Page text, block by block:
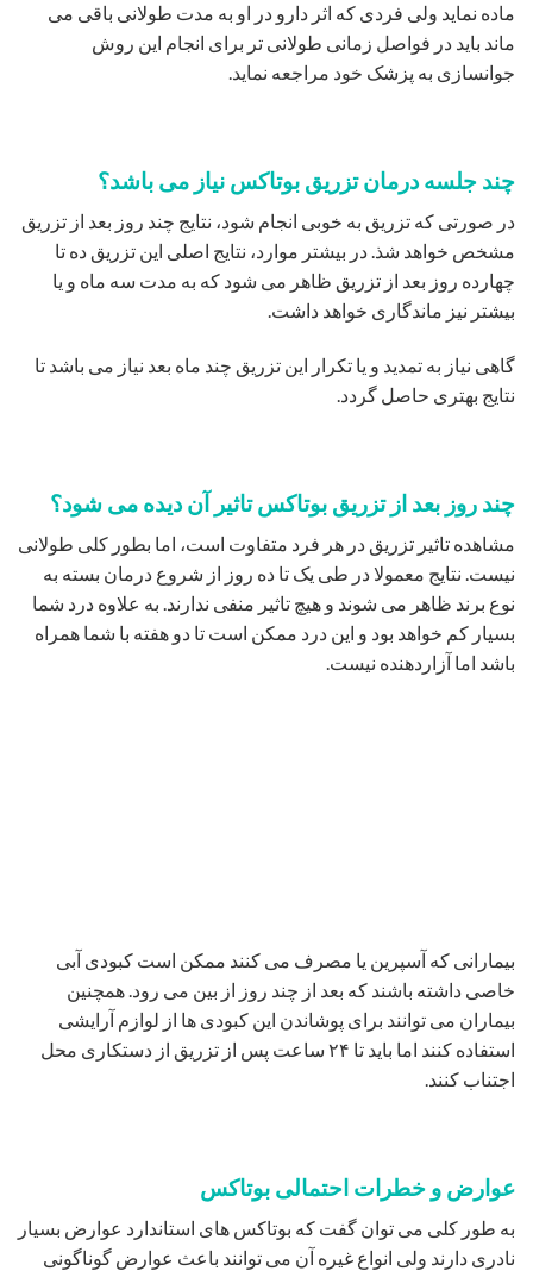
ماده نماید ولی فردی که اثر دارو در او به مدت طولانی باقی می
ماند باید در فواصل زمانی طولانی تر برای انجام این روش
جوانسازی به پزشک خود مراجعه نماید.
چند جلسه درمان تزریق بوتاکس نیاز می باشد؟
در صورتی که تزریق به خوبی انجام شود، نتایج چند روز بعد از تزریق
مشخص خواهد شذ. در بیشتر موارد، نتایج اصلی این تزریق ده تا
چهارده روز بعد از تزریق ظاهر می شود که به مدت سه ماه و یا
بیشتر نیز ماندگاری خواهد داشت.
گاهی نیاز به تمدید و یا تکرار این تزریق چند ماه بعد نیاز می باشد تا
نتایج بهتری حاصل گردد.
چند روز بعد از تزریق بوتاکس تاثیر آن دیده می شود؟
مشاهده تاثیر تزریق در هر فرد متفاوت است، اما بطور کلی طولانی
نیست. نتایج معمولا در طی یک تا ده روز از شروع درمان بسته به
نوع برند ظاهر می شوند و هیچ تاثیر منفی ندارند. به علاوه درد شما
بسیار کم خواهد بود و این درد ممکن است تا دو هفته با شما همراه
باشد اما آزاردهنده نیست.
بیمارانی که آسپرین یا مصرف می کنند ممکن است کبودی آبی
خاصی داشته باشند که بعد از چند روز از بین می رود. همچنین
بیماران می توانند برای پوشاندن این کبودی ها از لوازم آرایشی
استفاده کنند اما باید تا ۲۴ ساعت پس از تزریق از دستکاری محل
اجتناب کنند.
عوارض و خطرات احتمالی بوتاکس
به طور کلی می توان گفت که بوتاکس های استاندارد عوارض بسیار
نادری دارند ولی انواع غیره آن می توانند باعث عوارض گوناگونی